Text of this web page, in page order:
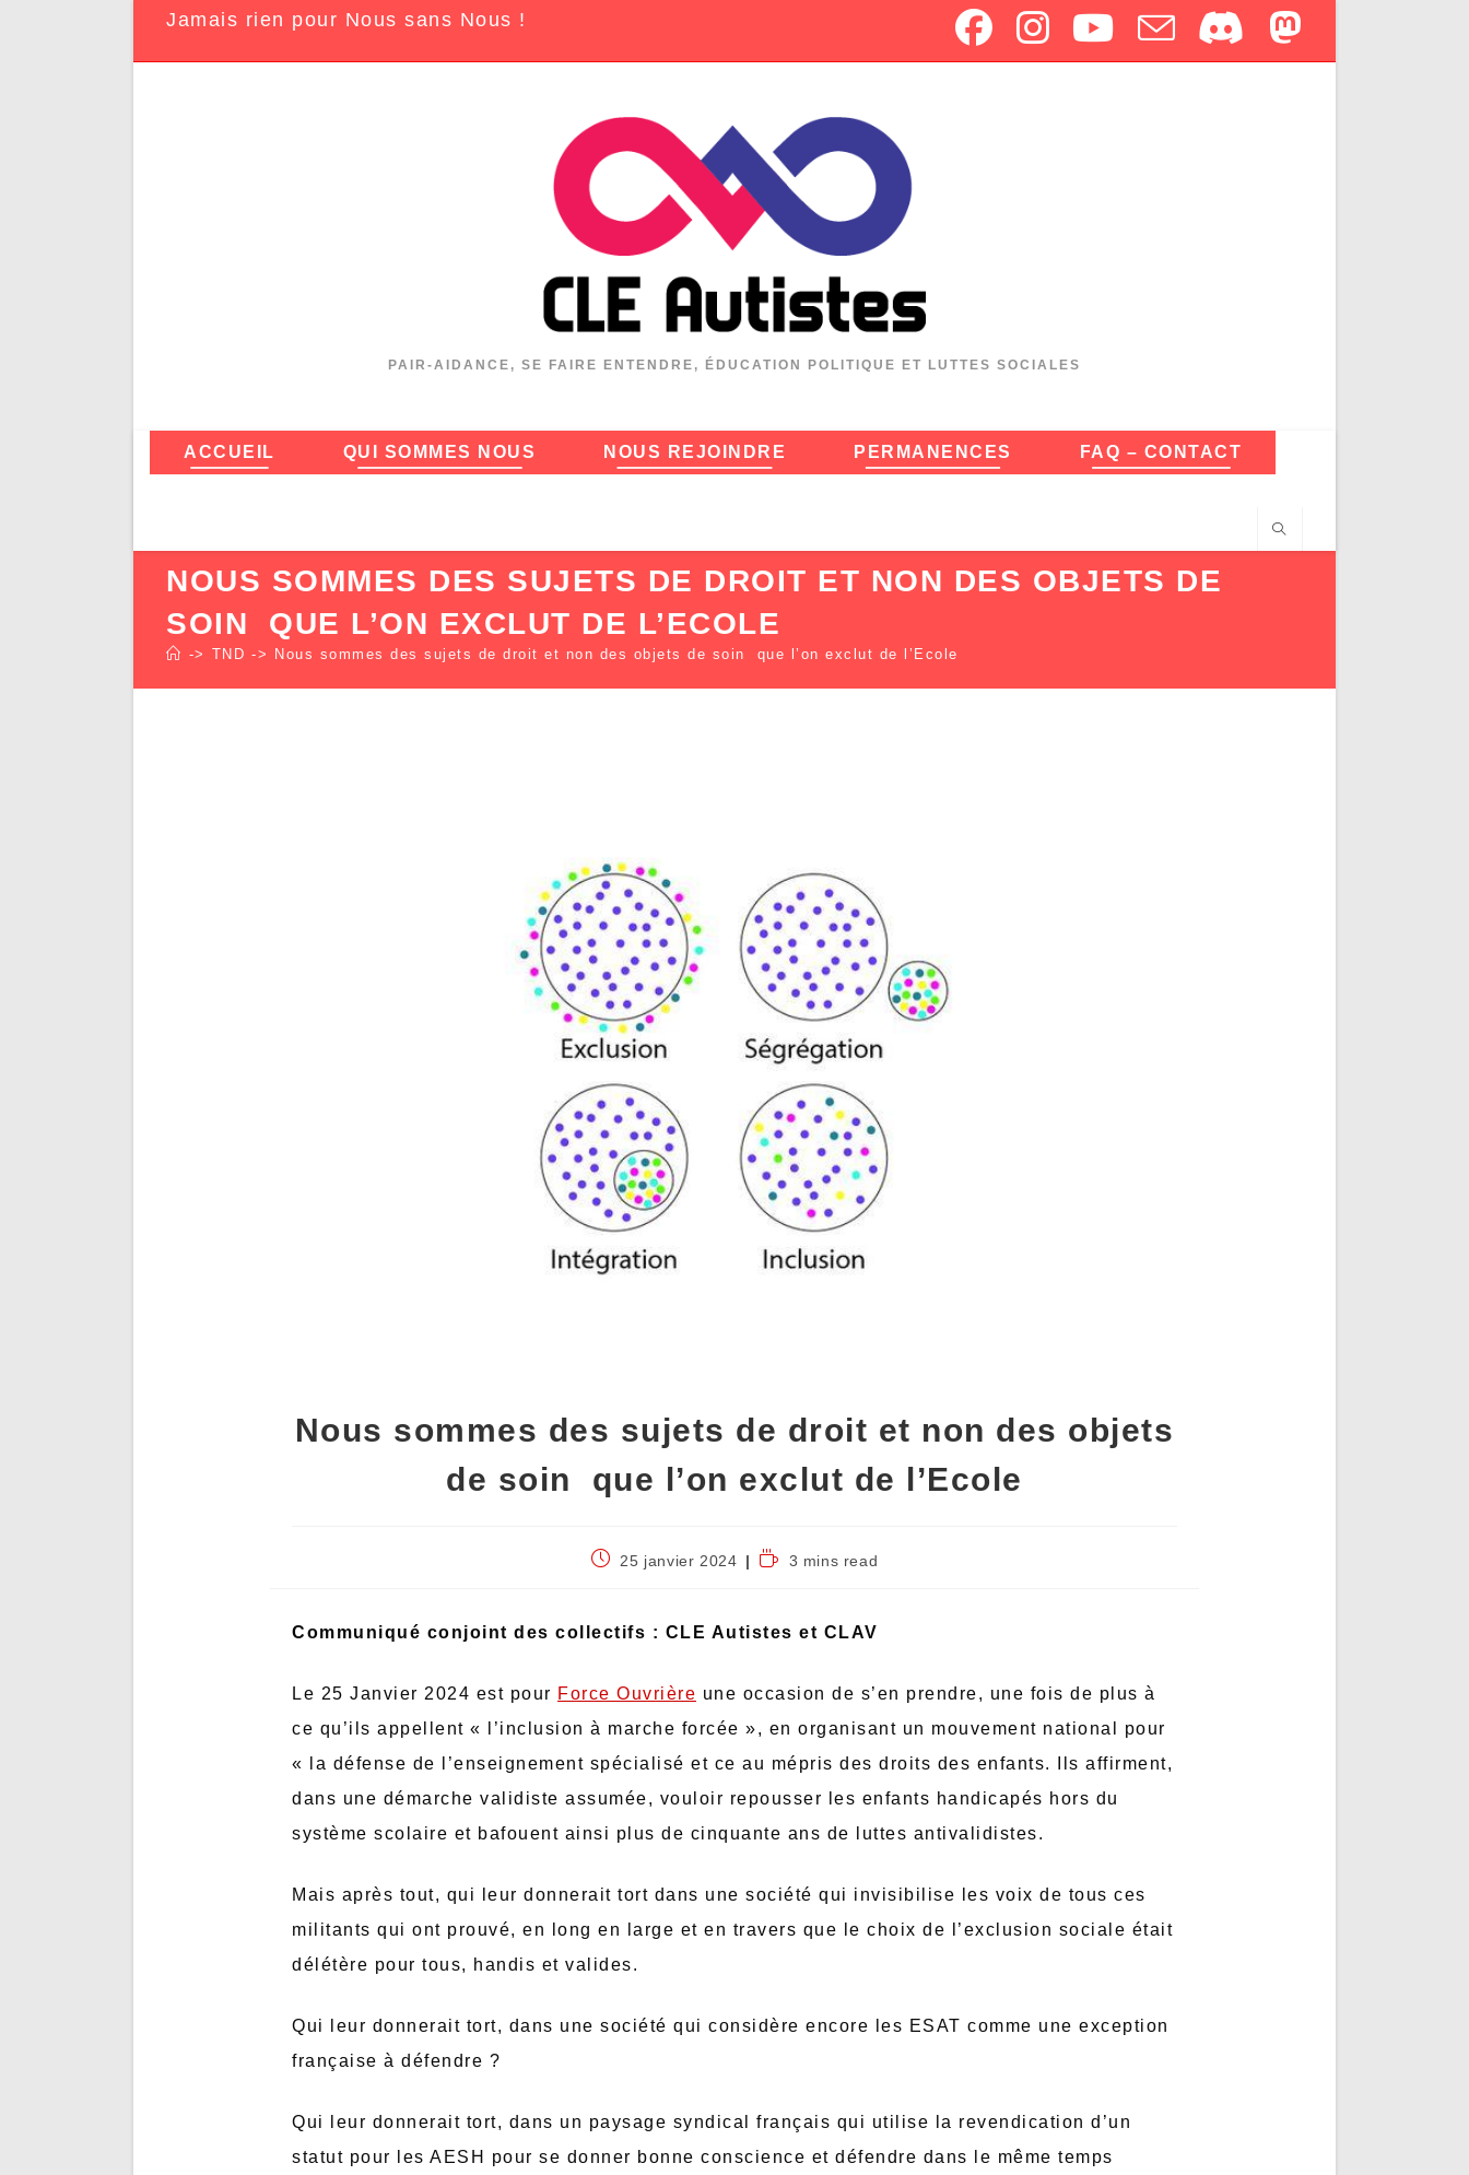
Jamais rien pour Nous sans Nous !
PAIR-AIDANCE, SE FAIRE ENTENDRE, ÉDUCATION POLITIQUE ET LUTTES SOCIALES
ACCUEIL QUI SOMMES NOUS NOUS REJOINDRE PERMANENCES FAQ – CONTACT
NOUS SOMMES DES SUJETS DE DROIT ET NON DES OBJETS DE
SOIN QUE L’ON EXCLUT DE L’ECOLE
-> TND -> Nous sommes des sujets de droit et non des objets de soin que l’on exclut de l’Ecole
Nous sommes des sujets de droit et non des objets
de soin que l’on exclut de l’Ecole
25 janvier 2024 3 mins read
Communiqué conjoint des collectifs : CLE Autistes et CLAV
Le 25 Janvier 2024 est pour Force Ouvrière une occasion de s’en prendre, une fois de plus à
ce qu’ils appellent « l’inclusion à marche forcée », en organisant un mouvement national pour
« la défense de l’enseignement spécialisé et ce au mépris des droits des enfants. Ils affirment,
dans une démarche validiste assumée, vouloir repousser les enfants handicapés hors du
système scolaire et bafouent ainsi plus de cinquante ans de luttes antivalidistes.
Mais après tout, qui leur donnerait tort dans une société qui invisibilise les voix de tous ces
militants qui ont prouvé, en long en large et en travers que le choix de l’exclusion sociale était
délétère pour tous, handis et valides.
Qui leur donnerait tort, dans une société qui considère encore les ESAT comme une exception
française à défendre ?
Qui leur donnerait tort, dans un paysage syndical français qui utilise la revendication d’un
statut pour les AESH pour se donner bonne conscience et défendre dans le même temps